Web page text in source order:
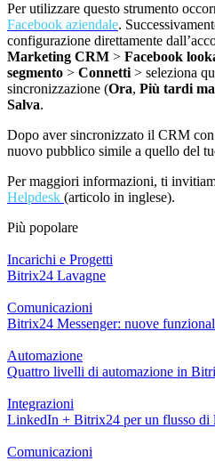
Per utilizzare questo strumento
Facebook aziendale.
configurazione direttamente
Marketing CRM > Facebook
segmento > Connetti> seleziona
sincronizzazione (Ora, Più tardi
Salva.
Dopo aver sincronizzato il CRM
nuovo pubblico simile a quello del
Per maggiori informazioni, ti
Helpdesk (articolo in inglese).
Più popolare
Incarichi e Progetti
Bitrix24 Lavagne
Comunicazioni
Bitrix24 Messenger: nuove
Automazione
Quattro livelli di automazione in
Integrazioni
LinkedIn + Bitrix24 per un flusso
Comunicazioni